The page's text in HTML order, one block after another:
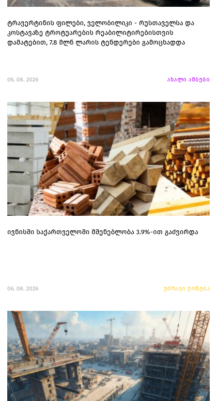
ტრავერტინის ფილები, ველობილიკი - რუსთაველსა და
კოსტავაზე ტროტუარების რეაბილიტირებისთვის
დამატებით, 7.8 მლნ ლარის ტენდერები გამოცხადდა
06. 08. 2026 ახალი ამბები
ივნისში საქართველოში მშენებლობა 3.9%-ით გაძვირდა
06. 08. 2026 უძრავი ქონება